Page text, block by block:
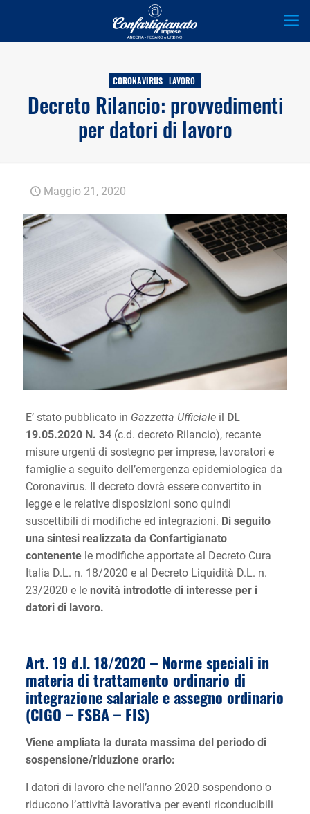
CORONAVIRUS LAVORO
Decreto Rilancio: provvedimenti
per datori di lavoro
Maggio 21, 2020
E’ stato pubblicato in Gazzetta Ufficialeil DL
19.05.2020 N. 34(c.d. decreto Rilancio), recante
misure urgenti di sostegno per imprese, lavoratori e
famiglie a seguito dell’emergenza epidemiologica da
Coronavirus. Il decreto dovrà essere convertito in
legge e le relative disposizioni sono quindi
suscettibili di modifiche ed integrazioni. Di seguito
una sintesi realizzata da Confartigianato
contenentele modifiche apportate al Decreto Cura
Italia D.L. n. 18/2020 e al Decreto Liquidità D.L. n.
23/2020 e le novità introdotte di interesse per i
datori di lavoro.
Art. 19 d.l. 18/2020 – Norme speciali in
materia di trattamento ordinario di
integrazione salariale e assegno ordinario
(CIGO – FSBA – FIS)
Viene ampliata la durata massima del periodo di
sospensione/riduzione orario:
I datori di lavoro che nell’anno 2020 sospendono o
riducono l’attività lavorativa per eventi riconducibili